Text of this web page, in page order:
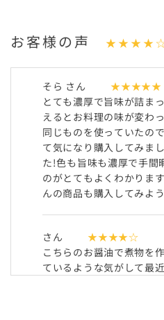
お客様の声
そら さん ★★★★★
とても濃厚で旨味が詰ま
えるとお料理の味が変わ
同じものを使っていたの
て気になり購入してみま
た!色も旨味も濃厚で手間
のがとてもよくわかりま
んの商品も購入してみよ
さん ★★★★☆
こちらのお醤油で煮物を
ているような気がして最